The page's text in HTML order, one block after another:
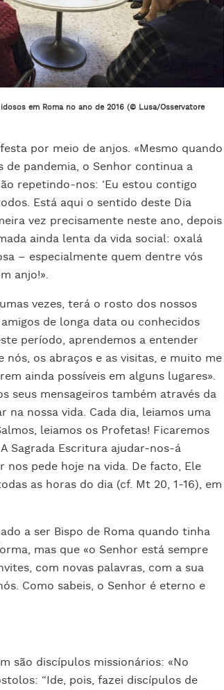
em Roma no ano de 2016 (© Lusa/Osservatore
por meio de anjos. «Mesmo quando
pandemia, o Senhor continua a
repetindo-nos: ‘Eu estou contigo
Está aqui o sentido deste Dia
vez precisamente neste ano, depois
ainda lenta da vida social: oxalá
– especialmente quem dentre vós
anjo!».
vezes, terá o rosto dos nossos
de longa data ou conhecidos
período, aprendemos a entender
os abraços e as visitas, e muito me
ainda possíveis em alguns lugares».
seus mensageiros também através da
na nossa vida. Cada dia, leiamos uma
leiamos os Profetas! Ficaremos
Sagrada Escritura ajudar-nos-á
pede hoje na vida. De facto, Ele
as horas do dia (cf. Mt 20, 1-16), em
a ser Bispo de Roma quando tinha
mas que «o Senhor está sempre
com novas palavras, com a sua
Como sabeis, o Senhor é eterno e
são discípulos missionários: «No
“Ide, pois, fazei discípulos de